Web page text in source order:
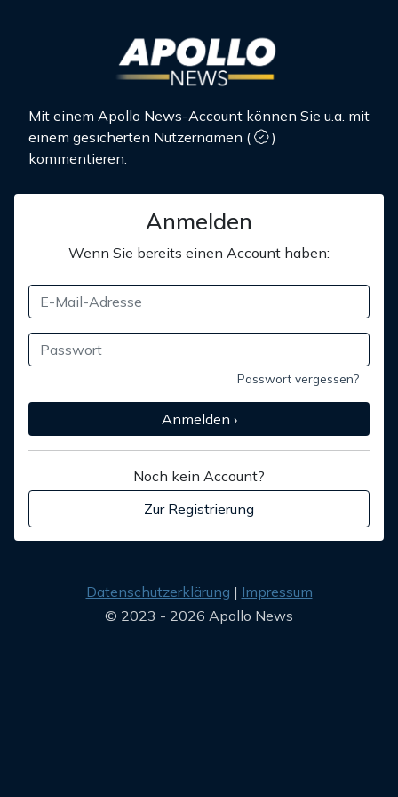
Mit einem Apollo News-Account können Sie u.a. mit
einem gesicherten Nutzernamen (
)
kommentieren.
Anmelden
Wenn Sie bereits einen Account haben:
Passwort vergessen?
Anmelden ›
Noch kein Account?
Zur Registrierung
Datenschutzerklärung
Impressum
© 2023 - 2026 Apollo News